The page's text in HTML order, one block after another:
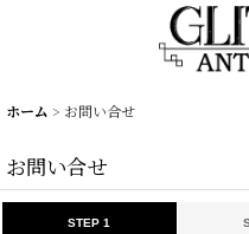
ホーム > お問い合せ
お問い合せ
STEP 1